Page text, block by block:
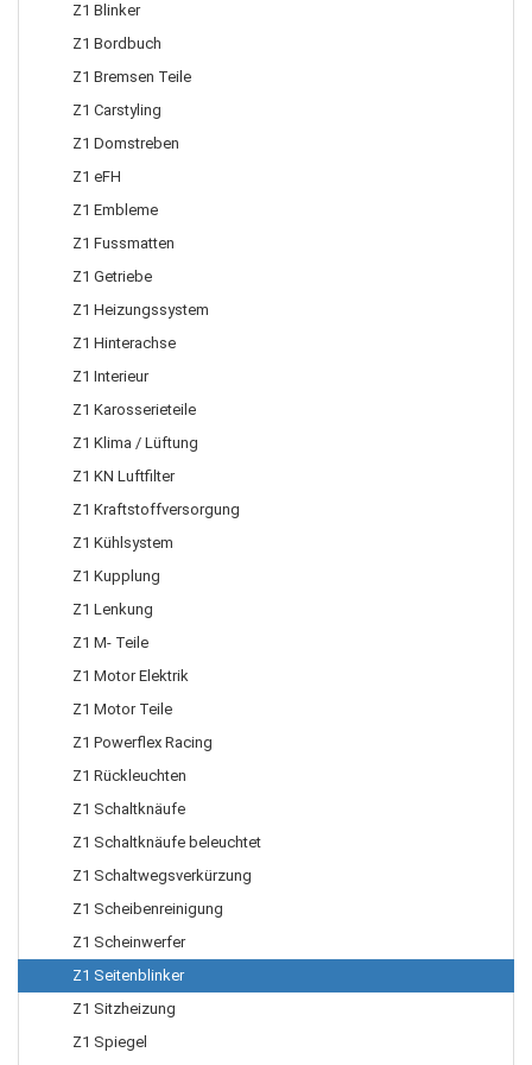
Z1 Blinker
Z1 Bordbuch
Z1 Bremsen Teile
Z1 Carstyling
Z1 Domstreben
Z1 eFH
Z1 Embleme
Z1 Fussmatten
Z1 Getriebe
Z1 Heizungssystem
Z1 Hinterachse
Z1 Interieur
Z1 Karosserieteile
Z1 Klima / Lüftung
Z1 KN Luftfilter
Z1 Kraftstoffversorgung
Z1 Kühlsystem
Z1 Kupplung
Z1 Lenkung
Z1 M- Teile
Z1 Motor Elektrik
Z1 Motor Teile
Z1 Powerflex Racing
Z1 Rückleuchten
Z1 Schaltknäufe
Z1 Schaltknäufe beleuchtet
Z1 Schaltwegsverkürzung
Z1 Scheibenreinigung
Z1 Scheinwerfer
Z1 Seitenblinker
Z1 Sitzheizung
Z1 Spiegel